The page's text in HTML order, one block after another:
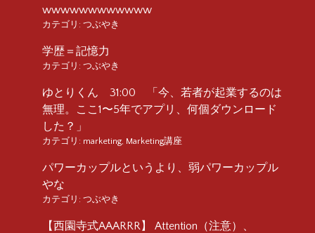
wwwwwwwwwwww
カテゴリ: つぶやき
学歴＝記憶力
カテゴリ: つぶやき
ゆとりくん 31:00 「今、若者が起業するのは
無理。ここ1〜5年でアプリ、何個ダウンロード
した？」
カテゴリ: marketing Marketing講座
パワーカップルというより、弱パワーカップル
やな
カテゴリ: つぶやき
【西園寺式AAARRR】 Attention（注意）、